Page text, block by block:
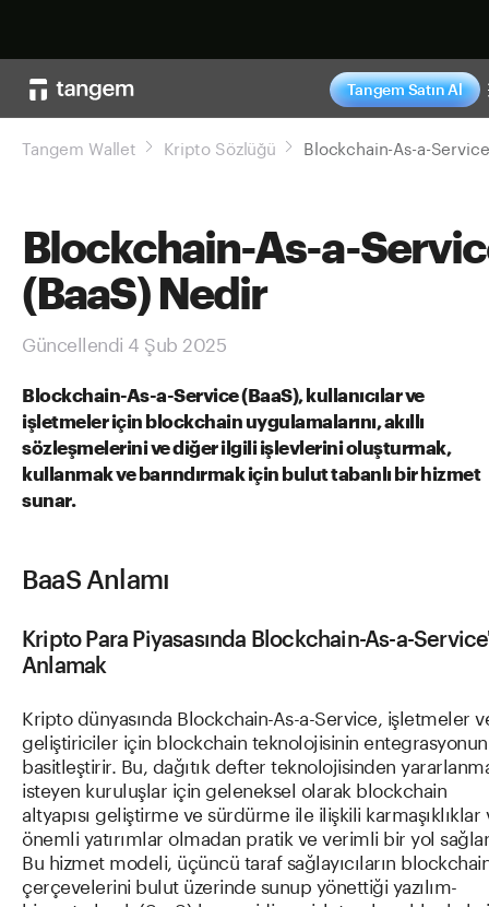
Tangem Satın Al
Tangem Wallet Kripto Sözlüğü
Blockchain-As-a-
(BaaS) Nedir
Güncellendi 4 Şub 2025
Blockchain-As-a-Service (BaaS), kullanıcılar ve
işletmeler için blockchain uygulamalarını, akıllı
sözleşmelerini ve diğer ilgili işlevlerini oluşturmak,
kullanmak ve barındırmak için bulut tabanlı bir hizmet
sunar.
BaaS Anlamı
Kripto Para Piyasasında Blockchain-As-a-
Anlamak
Kripto dünyasında Blockchain-As-a-Service, işletmeler
geliştiriciler için blockchain teknolojisinin
basitleştirir. Bu, dağıtık defter teknolojisinden
isteyen kuruluşlar için geleneksel olarak blockchain
altyapısı geliştirme ve sürdürme ile ilişkili karmaşıklıklar
önemli yatırımlar olmadan pratik ve verimli bir yol
Bu hizmet modeli, üçüncü taraf sağlayıcıların
çerçevelerini bulut üzerinde sunup yönettiği yazılım-